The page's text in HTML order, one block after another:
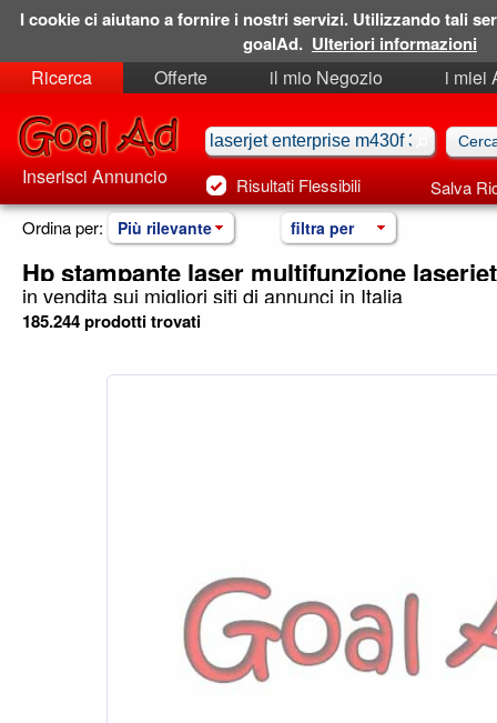
Ricerca Offerte il mio Negozio
i miei
Risultati Flessibili Salva
Inserisci Annuncio
Ordina per: Più rilevante filtra per
Hp stampante laser multifunzione laserjet
in vendita sui migliori siti di annunci in Italia
185.244 prodotti trovati
I cookie ci aiutano a fornire i nostri servizi. Utilizzando tali
goalAd. Ulteriori informazioni